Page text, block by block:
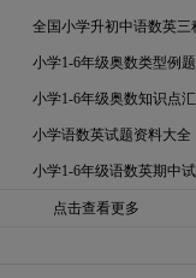
全国小学升初中语数英三
小学1-6年级奥数类型例
小学1-6年级奥数知识点
小学语数英试题资料大全
小学1-6年级语数英期中
点击查看更多